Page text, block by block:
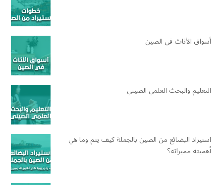
أسواق الأثاث في الصين
التعليم والبحث العلمي الصيني
استيراد البضائع من الصين بالجملة كيف يتم وما هي
أهميته مميزاته؟